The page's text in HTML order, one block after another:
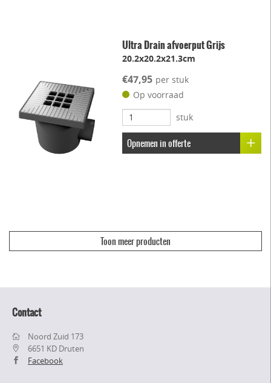
Ultra Drain afvoerput Grijs
20.2x20.2x21.3cm
€47,95 per stuk
Op voorraad
stuk
Opnemen in offerte
Toon meer producten
Contact
Noord Zuid 173
6651 KD Druten
Facebook